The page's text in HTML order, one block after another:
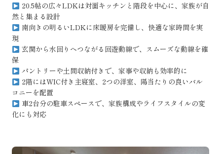
20.5帖の広々LDKは対面キッチンと階段を中心に、家族が自
然と集まる設計
南向きの明るいLDKに床暖房を完備し、快適な家時間を実
現
玄関から水回りへつながる回遊動線で、スムーズな動線を確
保
パントリーや土間収納付きで、家事や収納も効率的に
2階にはWIC付き主寝室、2つの洋室、陽当たりの良いバル
コニーを配置
車2台分の駐車スペースで、家族構成やライフスタイルの変
化にも対応